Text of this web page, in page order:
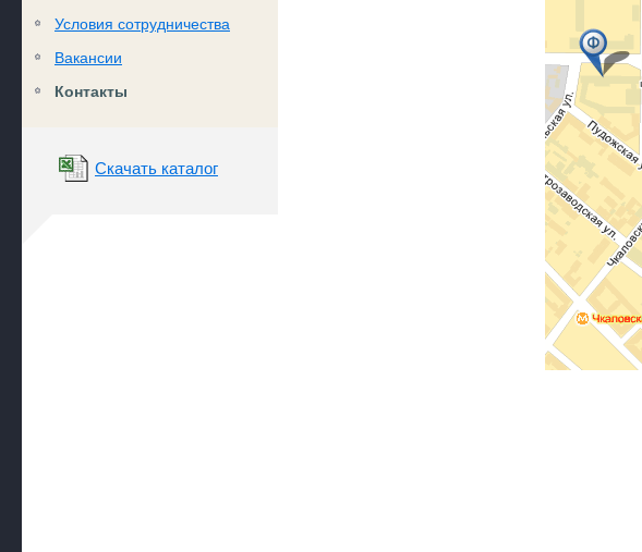
Условия сотрудничества
Вакансии
Контакты
Скачать каталог